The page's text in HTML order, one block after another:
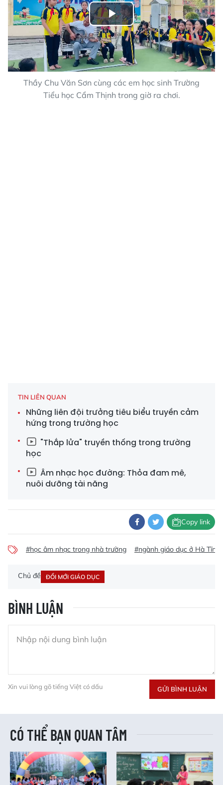
Play
Video
Thầy Chu Văn Sơn cùng các em học sinh Trường
Tiểu học Cẩm Thịnh trong giờ ra chơi.
TIN LIÊN QUAN
Những liên đội trưởng tiêu biểu truyền cảm
hứng trong trường học
"Thắp lửa" truyền thống trong trường
học
Âm nhạc học đường: Thỏa đam mê,
nuôi dưỡng tài năng
Copy link
#học âm nhạc trong nhà trường #ngành giáo dục ở Hà Tĩnh
Chủ đề ĐỔI MỚI GIÁO DỤC
BÌNH LUẬN
Xin vui lòng gõ tiếng Việt có dấu GỬI BÌNH LUẬN
CÓ THỂ BẠN QUAN TÂM